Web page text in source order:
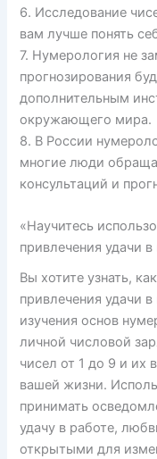
6. Исследование
вам лучше понять
7. Нумерология не
прогнозирования
дополнительным
окружающего мира.
8. В России
многие люди
консультаций и
«Научитесь
привлечения удачи
Вы хотите узнать,
привлечения удачи
изучения основ
личной числовой
чисел от 1 до 9 и их
вашей жизни.
принимать
удачу в работе,
открытыми для